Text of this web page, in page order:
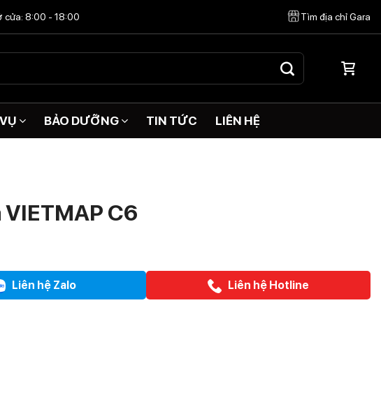
cửa: 8:00 - 18:00 Tìm địa chỉ Gara
BẢO DƯỠNG TIN TỨC LIÊN HỆ
C6
Liên hệ Zalo Liên hệ Hotline